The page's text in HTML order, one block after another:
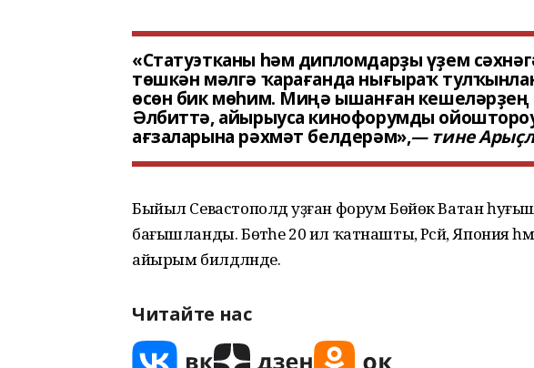
«Статуэтканы һәм дипломдарҙы үҙем
төшкән мәлгә ҡарағанда нығыраҡ
өсөн бик мөһим. Миңә ышанған кешеләрҙең
Әлбиттә, айырыуса кинофорумды
ағзаларына рәхмәт белдерәм»,— тине
Быйыл Севастополдә уҙған форум Бөйөк Ватан
бағышланды. Бөтәһе 20 ил ҡатнашты, Рәсәй, Япония
айырым билдәләнде.
Читайте нас